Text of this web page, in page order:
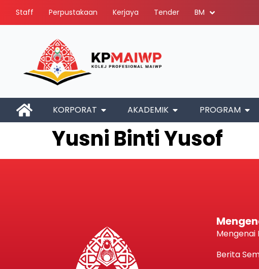
Staff Perpustakaan Kerjaya Tender BM
KORPORAT AKADEMIK PROGRAM
Yusni Binti Yusof
Mengenai
Berita